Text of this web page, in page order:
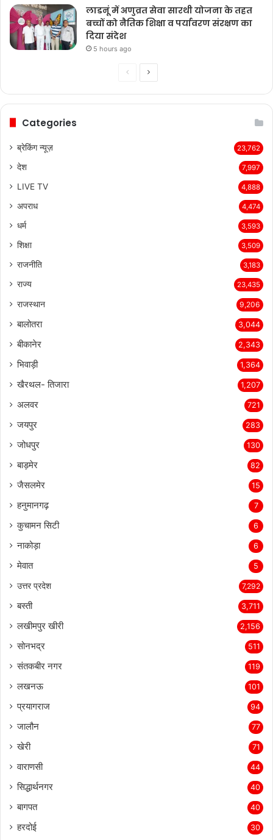
लाडनूं में अणुव्रत सेवा सारथी योजना के तहत
बच्चों को नैतिक शिक्षा व पर्यावरण संरक्षण का
दिया संदेश
5 hours ago
PreviousNext
Categories
ब्रेकिंग न्यूज़ 23,762
देश 7,997
LIVE TV 4,888
अपराध 4,474
धर्म 3,593
शिक्षा 3,509
राजनीति 3,183
राज्य 23,435
राजस्थान 9,206
बालोतरा 3,044
बीकानेर 2,343
भिवाड़ी 1,364
खैरथल- तिजारा 1,207
अलवर 721
जयपुर 283
जोधपुर 130
बाड़मेर 82
जैसलमेर 15
हनुमानगढ़ 7
कुचामन सिटी 6
नाकोड़ा 6
मेवात 5
उत्तर प्रदेश 7,292
बस्ती 3,711
लखीमपुर खीरी 2,156
सोनभद्र 511
संतकबीर नगर 119
लखनऊ 101
प्रयागराज 94
जालौन 77
खेरी 71
वाराणसी 44
सिद्धार्थनगर 40
बागपत 40
हरदोई 30